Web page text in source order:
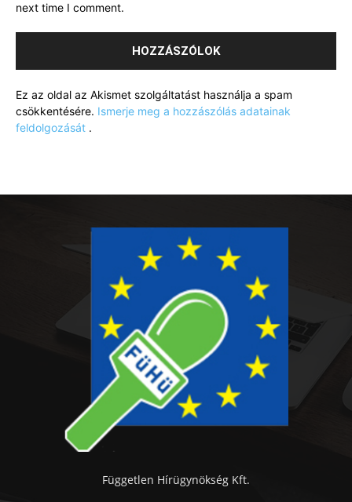
next time I comment.
Ez az oldal az Akismet szolgáltatást használja a spam
csökkentésére. Ismerje meg a hozzászólás adatainak
feldolgozását .
Független Hírügynökség Kft.